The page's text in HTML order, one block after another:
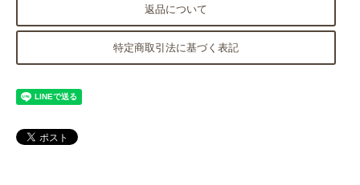
返品について
特定商取引法に基づく表記